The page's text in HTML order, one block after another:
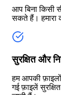
आप बिना किसी
सकते हैं। हमारा
सुरक्षित और
हम आपकी
गई फ़ाइलें